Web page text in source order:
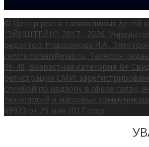
© Центр роста талантливых детей
"ЭЙНШТЕЙН", 2017 - 2026,
редактор: Новоселова Н.А.,
centreinstein@mail.ru, Телефон
06-48, Возрастная категория: 0+
регистрации СМИ:
службой по надзору в сфере связи,
технологий и массовых
69923 от 29 мая 2017 года